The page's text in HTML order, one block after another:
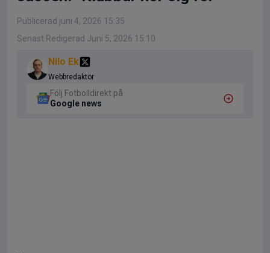
Publicerad juni 4, 2026 15:35
Senast Redigerad Juni 5, 2026 15:10
Nilo Ek
Webbredaktör
Följ Fotbolldirekt på
Google news